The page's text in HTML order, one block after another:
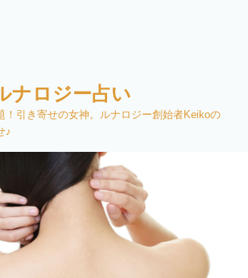
ロジー占い
！引き寄せの女神。ルナロジー創始者Keikoの
♪